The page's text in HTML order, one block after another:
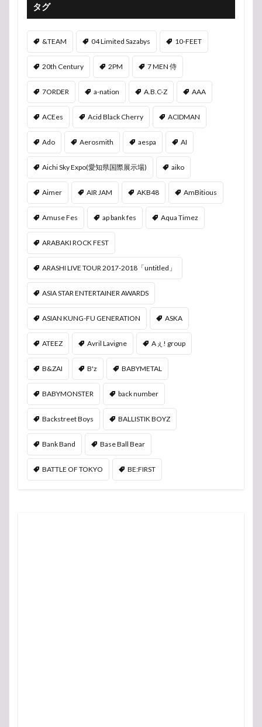
タグ
&TEAM 04 Limited Sazabys 10-FEET
20th Century 2PM 7 MEN 侍
7ORDER a-nation A.B.C-Z AAA
ACEes Acid Black Cherry ACIDMAN
Ado Aerosmith aespa AI
Aichi Sky Expo(愛知県国際展示場) aiko
Aimer AIR JAM AKB48 AmBitious
Amuse Fes ap bank fes Aqua Timez
ARABAKI ROCK FEST
ARASHI LIVE TOUR 2017-2018「untitled」
ASIA STAR ENTERTAINER AWARDS
ASIAN KUNG-FU GENERATION ASKA
ATEEZ Avril Lavigne Aぇ! group
B&ZAI B'z BABYMETAL
BABYMONSTER back number
Backstreet Boys BALLISTIK BOYZ
Bank Band Base Ball Bear
BATTLE OF TOKYO BE:FIRST